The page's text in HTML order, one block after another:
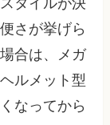
タイルが決
さが挙げら
合は、メガ
ルメット型
なってから